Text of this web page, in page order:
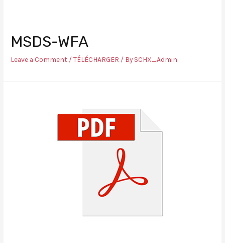
MSDS-WFA
Leave a Comment /TÉLÉCHARGER / By SCHX_Admin